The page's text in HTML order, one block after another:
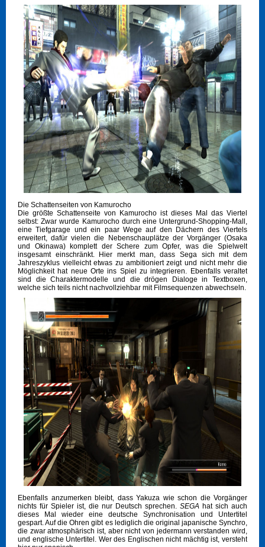
Die Schattenseiten von Kamurocho
Die größte Schattenseite von Kamurocho ist dieses Mal das Viertel
selbst: Zwar wurde Kamurocho durch eine Untergrund-Shopping-Mall,
eine Tiefgarage und ein paar Wege auf den Dächern des Viertels
erweitert, dafür vielen die Nebenschauplätze der Vorgänger (Osaka
und Okinawa) komplett der Schere zum Opfer, was die Spielwelt
insgesamt einschränkt. Hier merkt man, dass Sega sich mit dem
Jahreszyklus vielleicht etwas zu ambitioniert zeigt und nicht mehr die
Möglichkeit hat neue Orte ins Spiel zu integrieren. Ebenfalls veraltet
sind die Charaktermodelle und die drögen Dialoge in Textboxen,
welche sich teils nicht nachvollziehbar mit Filmsequenzen abwechseln.
Ebenfalls anzumerken bleibt, dass Yakuza wie schon die Vorgänger
nichts für Spieler ist, die nur Deutsch sprechen. SEGA hat sich auch
dieses Mal wieder eine deutsche Synchronisation und Untertitel
gespart. Auf die Ohren gibt es lediglich die original japanische Synchro,
die zwar atmosphärisch ist, aber nicht von jedermann verstanden wird,
und englische Untertitel. Wer des Englischen nicht mächtig ist, versteht